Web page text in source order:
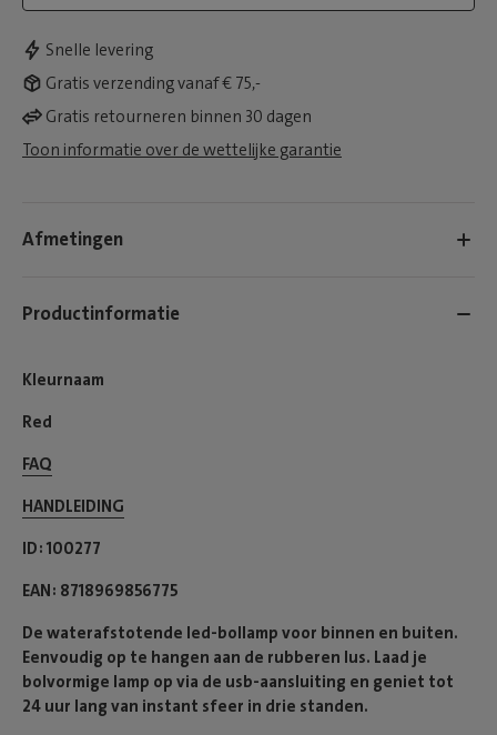
Snelle levering
Gratis verzending vanaf € 75,-
Gratis retourneren binnen 30 dagen
Toon informatie over de wettelijke garantie
Afmetingen
Productinformatie
Kleurnaam
Red
FAQ
HANDLEIDING
ID 100277
EAN 8718969856775
De waterafstotende led-bollamp voor binnen en buiten.
Eenvoudig op te hangen aan de rubberen lus. Laad je
bolvormige lamp op via de usb-aansluiting en geniet tot
24 uur lang van instant sfeer in drie standen.